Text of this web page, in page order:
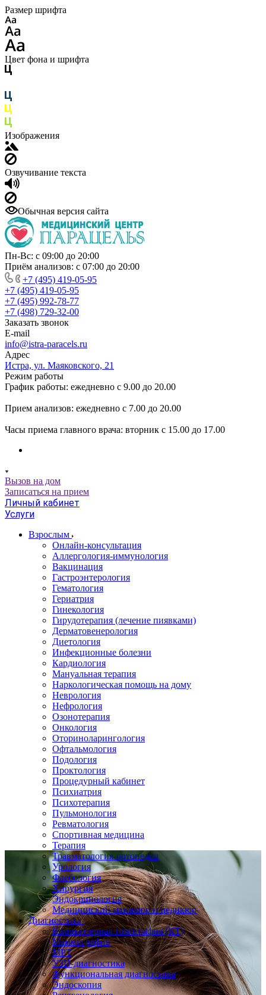
Размер шрифта
Цвет фона и шрифта
Изображения
Озвучивание текста
Обычная версия сайта
Пн-Вс: с 09:00 до 20:00
Приём анализов: с 07:00 до 20:00
+7 (495) 419-05-95
+7 (495) 419-05-95
+7 (495) 992-78-77
+7 (498) 729-32-00
Заказать звонок
E-mail
info@istra-paracels.ru
Адрес
Истра, ул. Маяковского, 21
Режим работы
График работы: ежедневно с 9.00 до 20.00
Прием анализов: ежедневно с 7.00 до 20.00
Часы приема главного врача: вторник с 15.00 до 17.00
Вызов на дом
Записаться на прием
Личный кабинет
Услуги
Взрослым
Онлайн-консультация
Аллергология-иммунология
Вакцинация
Гастроэнтерология
Гематология
Гериатрия
Гинекология
Гирудотерапия (лечение пиявками)
Дерматовенерология
Диетология
Инфекционные болезни
Кардиология
Мануальная терапия
Наркологическая помощь на дому
Неврология
Нефрология
Озонотерапия
Онкология
Оториноларингология
Офтальмология
Подология
Проктология
Процедурный кабинет
Психиатрия
Психотерапия
Пульмонология
Ревматология
Спортивная медицина
Терапия
Травматология-ортопедия
Урология
Флебология
Хирургия
Эндокринология
Медицинский маникюр и педикюр
Диагностика
Компьютерная томография (КТ)
Маммография
МРТ
УЗИ-диагностика
Функциональная диагностика
Эндоскопия